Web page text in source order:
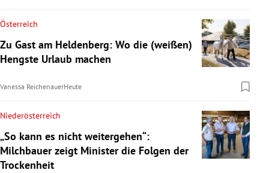
Österreich
Zu Gast am Heldenberg: Wo die (weißen)
Hengste Urlaub machen
Vanessa ReichenauerHeute
Niederösterreich
„So kann es nicht weitergehen“:
Milchbauer zeigt Minister die Folgen der
Trockenheit